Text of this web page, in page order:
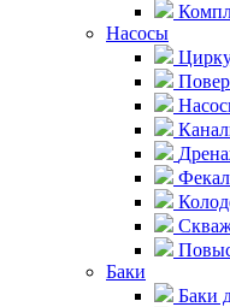
Насосы
Баки
Баки